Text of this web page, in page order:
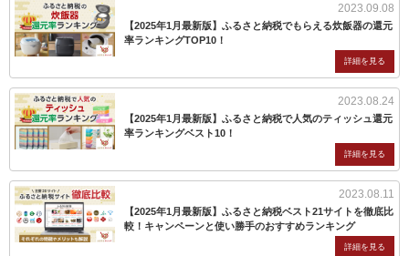
【2025年1月最新版】ふるさと納税でもらえる炊飯器の還元
率ランキングTOP10！
2023.09.08
【2025年1月最新版】ふるさと納税で人気のティッシュ還元
率ランキングベスト10！
2023.08.24
【2025年1月最新版】ふるさと納税ベスト21サイトを徹底比
較！キャンペーンと使い勝手のおすすめランキング
2023.08.11